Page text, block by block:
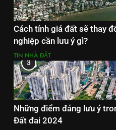
Cách tính giá đất sẽ thay
nghiệp cần lưu ý gì?
TIN NHÀ ĐẤT
3
Những điểm đáng lưu ý
Đất đai 2024